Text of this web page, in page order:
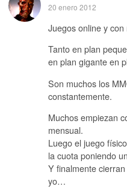
20 enero 2012
Juegos online y
Tanto en plan
en plan gigante en
Son muchos los
constantemente.
Muchos empiezan
mensual.
Luego el juego
la cuota poniendo
Y finalmente
yo…